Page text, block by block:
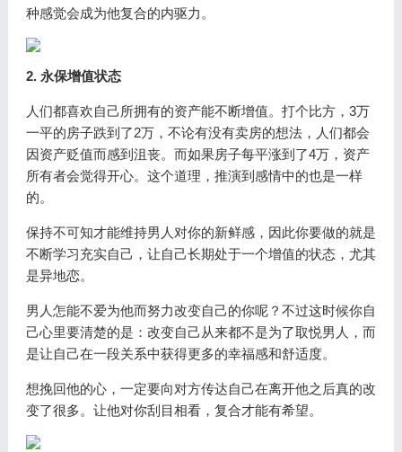
种感觉会成为他复合的内驱力。
2. 永保增值状态
人们都喜欢自己所拥有的资产能不断增值。打个比方，3万
一平的房子跌到了2万，不论有没有卖房的想法，人们都会
因资产贬值而感到沮丧。而如果房子每平涨到了4万，资产
所有者会觉得开心。这个道理，推演到感情中的也是一样
的。
保持不可知才能维持男人对你的新鲜感，因此你要做的就是
不断学习充实自己，让自己长期处于一个增值的状态，尤其
是异地恋。
男人怎能不爱为他而努力改变自己的你呢？不过这时候你自
己心里要清楚的是：改变自己从来都不是为了取悦男人，而
是让自己在一段关系中获得更多的幸福感和舒适度。
想挽回他的心，一定要向对方传达自己在离开他之后真的改
变了很多。让他对你刮目相看，复合才能有希望。